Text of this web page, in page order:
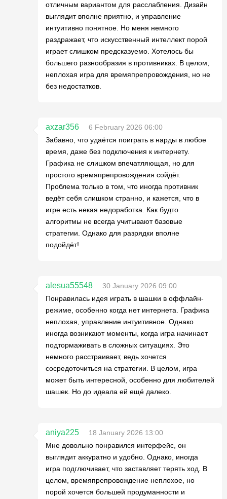
отличным вариантом для расслабления. Дизайн
выглядит вполне приятно, и управление
интуитивно понятное. Но меня немного
раздражает, что искусственный интеллект порой
играет слишком предсказуемо. Хотелось бы
большего разнообразия в противниках. В целом,
неплохая игра для времяпрепровождения, но не
без недостатков.
axzar356
6 February 2026 06:00
Забавно, что удаётся поиграть в нарды в любое
время, даже без подключения к интернету.
Графика не слишком впечатляющая, но для
простого времяпрепровождения сойдёт.
Проблема только в том, что иногда противник
ведёт себя слишком странно, и кажется, что в
игре есть некая недоработка. Как будто
алгоритмы не всегда учитывают базовые
стратегии. Однако для разрядки вполне
подойдёт!
alesua55548
30 January 2026 09:00
Понравилась идея играть в шашки в оффлайн-
режиме, особенно когда нет интернета. Графика
неплохая, управление интуитивное. Однако
иногда возникают моменты, когда игра начинает
подтормаживать в сложных ситуациях. Это
немного расстраивает, ведь хочется
сосредоточиться на стратегии. В целом, игра
может быть интересной, особенно для любителей
шашек. Но до идеала ей ещё далеко.
aniya225
18 January 2026 13:00
Мне довольно понравился интерфейс, он
выглядит аккуратно и удобно. Однако, иногда
игра подглючивает, что заставляет терять ход. В
целом, времяпрепровождение неплохое, но
порой хочется большей продуманности и